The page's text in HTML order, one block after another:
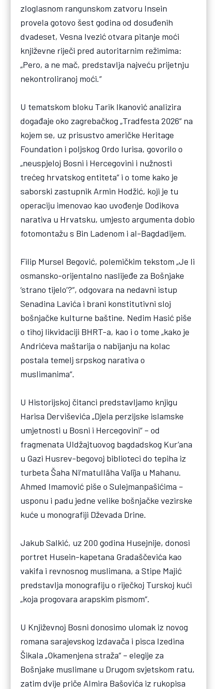
zloglasnom rangunskom zatvoru Insein
provela gotovo šest godina od dosuđenih
dvadeset, Vesna Ivezić otvara pitanje moći
književne riječi pred autoritarnim režimima:
„Pero, a ne mač, predstavlja najveću prijetnju
nekontroliranoj moći.“
U tematskom bloku Tarik Ikanović analizira
događaje oko zagrebačkog „Tradfesta 2026“ na
kojem se, uz prisustvo američke Heritage
Foundation i poljskog Ordo Iurisa, govorilo o
„neuspjeloj Bosni i Hercegovini i nužnosti
trećeg hrvatskog entiteta“ i o tome kako je
saborski zastupnik Armin Hodžić, koji je tu
operaciju imenovao kao uvođenje Dodikova
narativa u Hrvatsku, umjesto argumenta dobio
fotomontažu s Bin Ladenom i al-Bagdadijem.
Filip Mursel Begović, polemičkim tekstom „Je li
osmansko-orijentalno naslijeđe za Bošnjake
‘strano tijelo’?“, odgovara na nedavni istup
Senadina Lavića i brani konstitutivni sloj
bošnjačke kulturne baštine. Nedim Hasić piše
o tihoj likvidaciji BHRT-a, kao i o tome „kako je
Andrićeva maštarija o nabijanju na kolac
postala temelj srpskog narativa o
muslimanima“.
U Historijskoj čitanci predstavljamo knjigu
Harisa Derviševića „Djela perzijske islamske
umjetnosti u Bosni i Hercegovini“ – od
fragmenata Uldžajtuovog bagdadskog Kur’ana
u Gazi Husrev-begovoj biblioteci do tepiha iz
turbeta Šaha Ni‘matullāha Valīja u Mahanu.
Ahmed Imamović piše o Sulejmanpašićima –
usponu i padu jedne velike bošnjačke vezirske
kuće u monografiji Dževada Drine.
Jakub Salkić, uz 200 godina Husejnije, donosi
portret Husein-kapetana Gradaščevića kao
vakifa i revnosnog muslimana, a Stipe Majić
predstavlja monografiju o riječkoj Turskoj kući
„koja progovara arapskim pismom“.
U Književnoj Bosni donosimo ulomak iz novog
romana sarajevskog izdavača i pisca Izedina
Šikala „Okamenjena straža“ – elegije za
Bošnjake muslimane u Drugom svjetskom ratu,
zatim dvije priče Almira Bašovića iz rukopisa